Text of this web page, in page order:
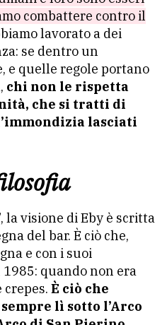
combattere contro il
lavorato a dei
se dentro un
e quelle regole portano
chi non le rispetta
che si tratti di
lasciati
la visione di Eby è scritta
del bar. È ciò che,
e con i suoi
quando non era
È ciò che
lì sotto l’Arco